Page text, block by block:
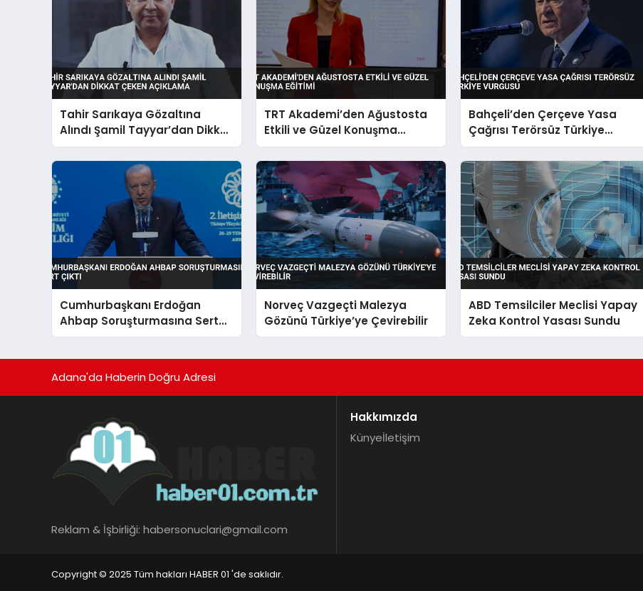
Tahir Sarıkaya Gözaltına
Alındı Şamil Tayyar’dan Dikkat
Çeken Açıklama
TRT Akademi’den Ağustosta
Etkili ve Güzel Konuşma
Eğitimi
Bahçeli’den Çerçeve Yasa
Çağrısı Terörsüz Türkiye
Vurgusu
Cumhurbaşkanı Erdoğan
Ahbap Soruşturmasına Sert
Çıktı
Norveç Vazgeçti Malezya
Gözünü Türkiye’ye Çevirebilir
ABD Temsilciler Meclisi Yapay
Zeka Kontrol Yasası Sundu
Adana'da Haberin Doğru Adresi
Reklam & İşbirliği: habersonuclari@gmail.com
Hakkımızda
Künyeİletişim
Copyright © 2025 Tüm hakları HABER 01 'de saklıdır.